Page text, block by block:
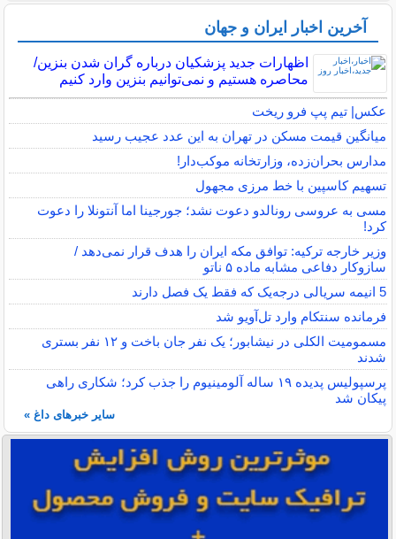
آخرین اخبار ایران و جهان
اظهارات جدید پزشکیان درباره گران شدن بنزین/
محاصره هستیم و نمی‌توانیم بنزین وارد کنیم
عکس| تیم پپ فرو ریخت
میانگین قیمت مسکن در تهران به این عدد عجیب رسید
مدارس بحران‌زده، وزارتخانه موکب‌دار!
تسهیم کاسپین با خط مرزی مجهول
مسی به عروسی رونالدو دعوت نشد؛ جورجینا اما آنتونلا را دعوت
کرد!
وزیر خارجه ترکیه: توافق مکه ایران را هدف قرار نمی‌دهد /
سازوکار دفاعی مشابه ماده ۵ ناتو
5 انیمه سریالی درجه‌یک که فقط یک فصل دارند
فرمانده سنتکام وارد تل‌آویو شد
مسمومیت الکلی در نیشابور؛ یک نفر جان باخت و ۱۲ نفر بستری
شدند
پرسپولیس پدیده ۱۹ ساله آلومینیوم را جذب کرد؛ شکاری راهی
پیکان شد
سایر خبرهای داغ »